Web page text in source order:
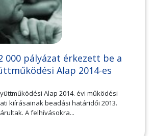
000 pályázat érkezett be a
Alap 2014-es
Alap 2014. évi működési
kiírásainak beadási határidői 2013.
A felhívásokra...